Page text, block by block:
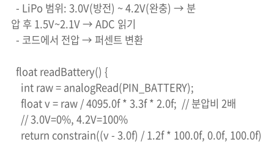
- LiPo 범위: 3.0V(방전) ~ 4.2V(완충) → 분
압 후 1.5V~2.1V → ADC 읽기
- 코드에서 전압 → 퍼센트 변환
float readBattery() {
int raw = analogRead(PIN_BATTERY);
float v = raw / 4095.0f * 3.3f * 2.0f; // 분압비 2배
// 3.0V=0%, 4.2V=100%
return constrain((v - 3.0f) / 1.2f * 100.0f, 0.0f, 100.0f)